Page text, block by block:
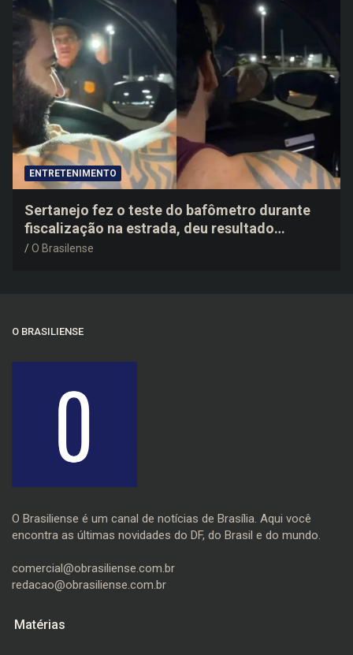
ENTRETENIMENTO
Sertanejo fez o teste do bafômetro durante
fiscalização na estrada, deu resultado
negativo e elogiou o trabalho dos agentes de
O Brasilense
O BRASILIENSE
O Brasiliense é um canal de notícias de Brasília. Aqui você
encontra as últimas novidades do DF, do Brasil e do mundo.
comercial@obrasiliense.com.br
redacao@obrasiliense.com.br
Matérias